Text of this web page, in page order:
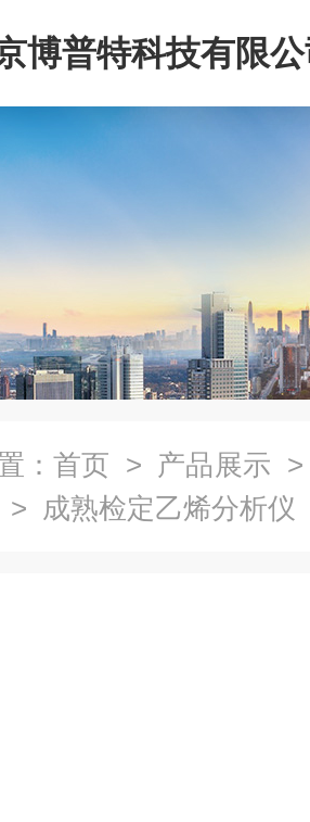
博普特科技有限
： 首页 > 产品展示
> 成熟检定乙烯分析仪